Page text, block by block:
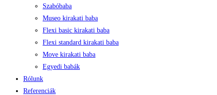
Szabóbaba
Museo kirakati baba
Flexi basic kirakati baba
Flexi standard kirakati baba
Move kirakati baba
Egyedi babák
Rólunk
Referenciák